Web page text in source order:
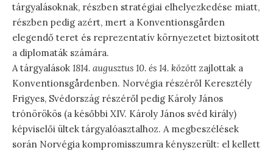
tárgyalásoknak, részben stratégiai elhelyezkedése miatt,
részben pedig azért, mert a Konventionsgården
elegendő teret és reprezentatív környezetet biztosított
a diplomaták számára.
A tárgyalások 1814. augusztus 10. és 14. közöttzajlottak a
Konventionsgårdenben. Norvégia részéről Keresztély
Frigyes, Svédország részéről pedig Károly János
trónörökös (a későbbi XIV. Károly János svéd király)
képviselői ültek tárgyalóasztalhoz. A megbeszélések
során Norvégia kompromisszumra kényszerült: el kellett